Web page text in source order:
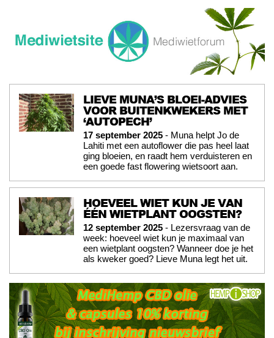
LIEVE MUNA’S BLOEI-ADVIES
VOOR BUITENKWEKERS MET
‘AUTOPECH’
17 september 2025 - Muna helpt Jo de
Lahiti met een autoflower die pas heel laat
ging bloeien, en raadt hem verduisteren en
een goede fast flowering wietsoort aan.
HOEVEEL WIET KUN JE VAN
ÉÉN WIETPLANT OOGSTEN?
12 september 2025 - Lezersvraag van de
week: hoeveel wiet kun je maximaal van
een wietplant oogsten? Wanneer doe je het
als kweker goed? Lieve Muna legt het uit.